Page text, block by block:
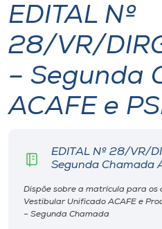
Internacionalização
I.nova
Diplomados
Biblioteca
EDITAL Nº
28/VR/
– Segunda
ACAFE e
EDITAL Nº 28/VR/
Segunda Chamada
Dispõe sobre a matrícula para
Vestibular Unificado ACAFE e
– Segunda Chamada